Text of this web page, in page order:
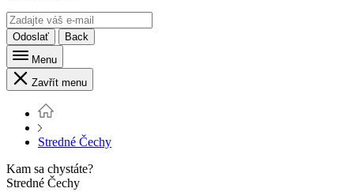
Odoslať
Back
Menu
Zavřít menu
Stredné Čechy
Kam sa chystáte?
Stredné Čechy